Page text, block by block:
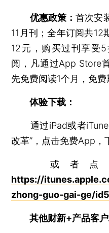
优惠政策：首次安
11月刊；全年订阅共12
12元，购买过刊享受
阅，凡通过App Store
先免费阅读1个月，免费
体验下载：
通过iPad或者
改革”，点击免费App，
或者点击
https://
zhong-guo-gai-ge/
其他财新+产品客户